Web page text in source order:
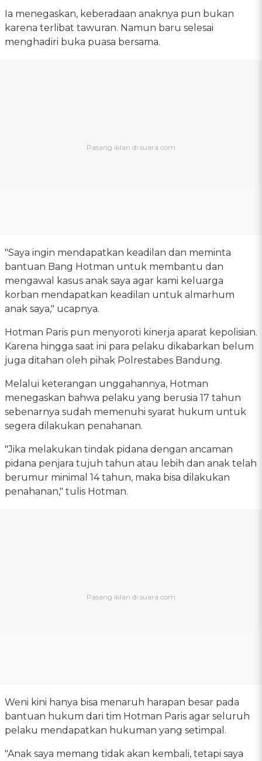
Ia menegaskan, keberadaan anaknya pun bukan
karena terlibat tawuran. Namun baru selesai
menghadiri buka puasa bersama.
"Saya ingin mendapatkan keadilan dan meminta
bantuan Bang Hotman untuk membantu dan
mengawal kasus anak saya agar kami keluarga
korban mendapatkan keadilan untuk almarhum
anak saya," ucapnya.
Hotman Paris pun menyoroti kinerja aparat kepolisian.
Karena hingga saat ini para pelaku dikabarkan belum
juga ditahan oleh pihak Polrestabes Bandung.
Melalui keterangan unggahannya, Hotman
menegaskan bahwa pelaku yang berusia 17 tahun
sebenarnya sudah memenuhi syarat hukum untuk
segera dilakukan penahanan.
"Jika melakukan tindak pidana dengan ancaman
pidana penjara tujuh tahun atau lebih dan anak telah
berumur minimal 14 tahun, maka bisa dilakukan
penahanan," tulis Hotman.
Weni kini hanya bisa menaruh harapan besar pada
bantuan hukum dari tim Hotman Paris agar seluruh
pelaku mendapatkan hukuman yang setimpal.
"Anak saya memang tidak akan kembali, tetapi saya